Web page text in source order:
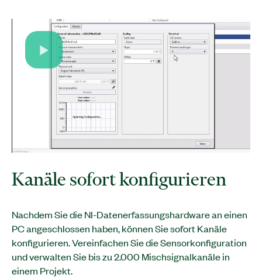
Kanäle sofort konfigurieren
Nachdem Sie die NI-Datenerfassungshardware an einen
PC angeschlossen haben, können Sie sofort Kanäle
konfigurieren. Vereinfachen Sie die Sensorkonfiguration
und verwalten Sie bis zu 2.000 Mischsignalkanäle in
einem Projekt.